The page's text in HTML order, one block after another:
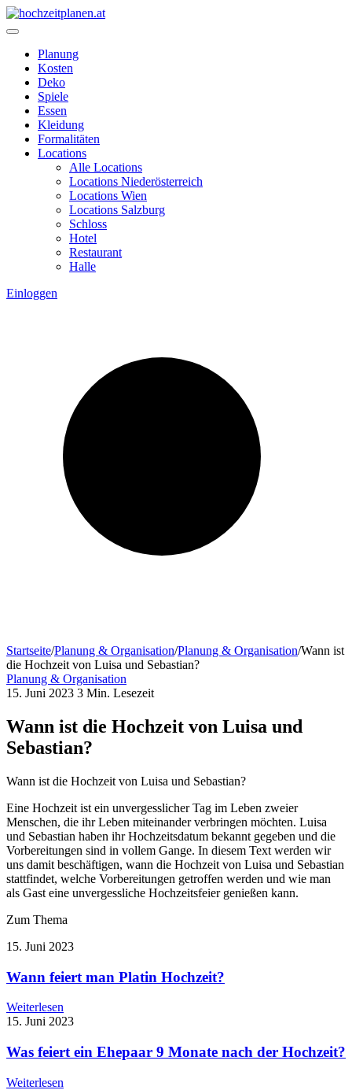
Planung
Kosten
Deko
Spiele
Essen
Kleidung
Formalitäten
Locations
Alle Locations
Locations Niederösterreich
Locations Wien
Locations Salzburg
Schloss
Hotel
Restaurant
Halle
Einloggen
Startseite/Planung & Organisation/Planung & Organisation/Wann ist
die Hochzeit von Luisa und Sebastian?
Planung & Organisation
15. Juni 2023 3 Min. Lesezeit
Wann ist die Hochzeit von Luisa und
Sebastian?
Wann ist die Hochzeit von Luisa und Sebastian?
Eine Hochzeit ist ein unvergesslicher Tag im Leben zweier
Menschen, die ihr Leben miteinander verbringen möchten. Luisa
und Sebastian haben ihr Hochzeitsdatum bekannt gegeben und die
Vorbereitungen sind in vollem Gange. In diesem Text werden wir
uns damit beschäftigen, wann die Hochzeit von Luisa und Sebastian
stattfindet, welche Vorbereitungen getroffen werden und wie man
als Gast eine unvergessliche Hochzeitsfeier genießen kann.
Zum Thema
15. Juni 2023
Wann feiert man Platin Hochzeit?
Weiterlesen
15. Juni 2023
Was feiert ein Ehepaar 9 Monate nach der Hochzeit?
Weiterlesen